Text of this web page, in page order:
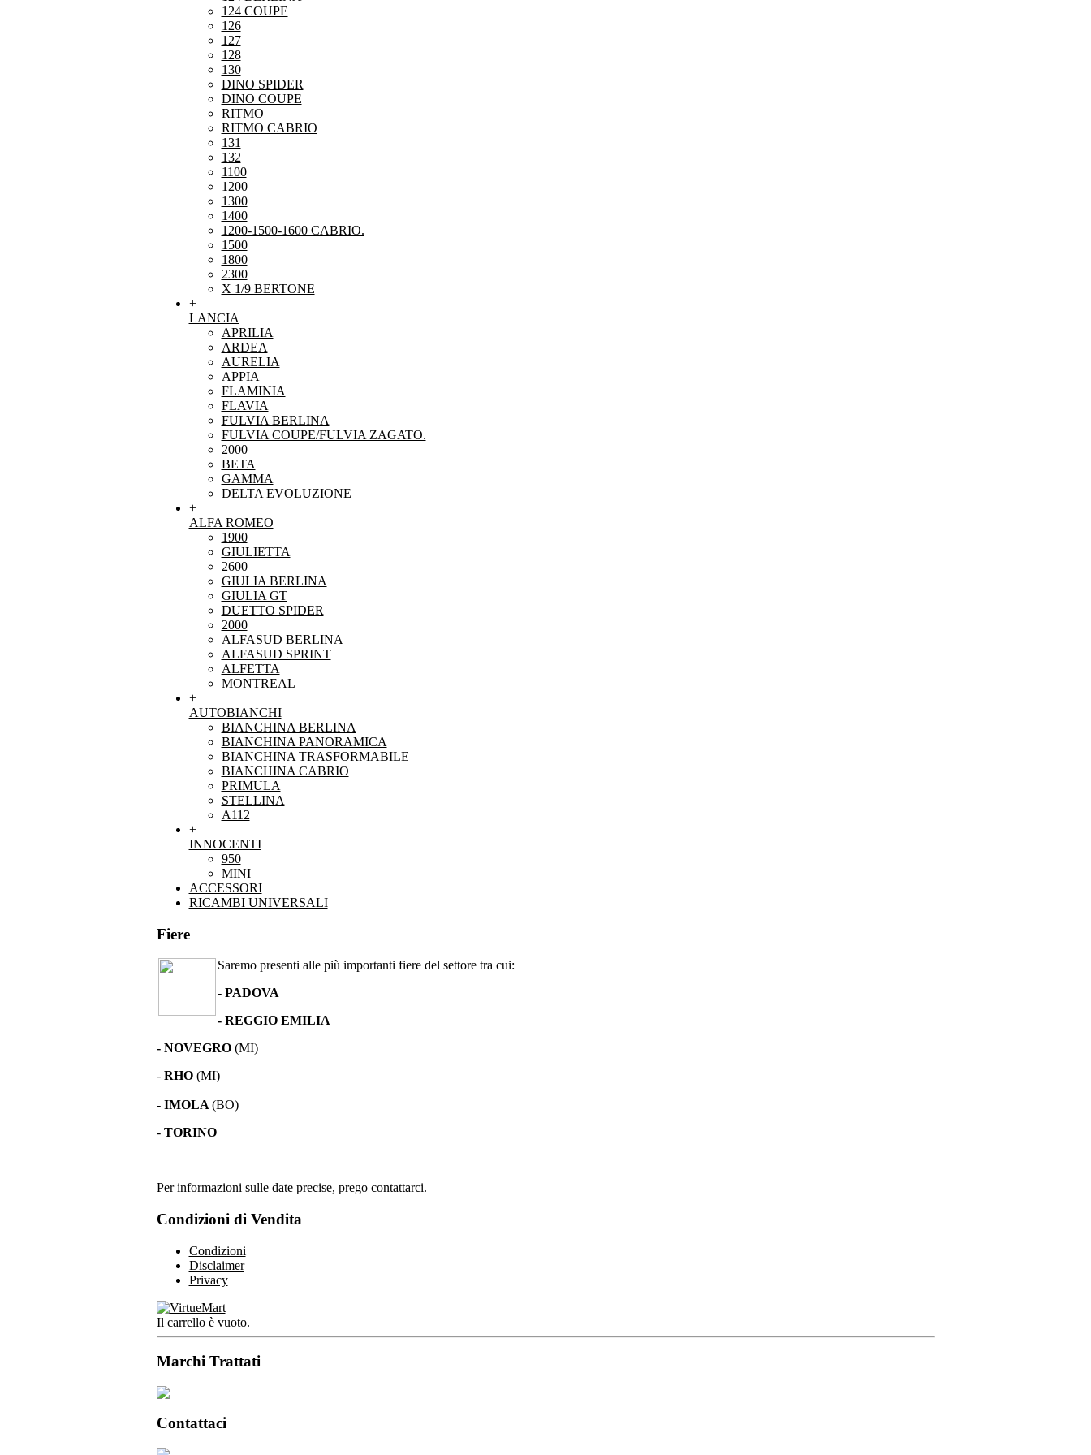
124 COUPE
126
127
128
130
DINO SPIDER
DINO COUPE
RITMO
RITMO CABRIO
131
132
1100
1200
1300
1400
1200-1500-1600 CABRIO.
1500
1800
2300
X 1/9 BERTONE
+
LANCIA
APRILIA
ARDEA
AURELIA
APPIA
FLAMINIA
FLAVIA
FULVIA BERLINA
FULVIA COUPE/FULVIA ZAGATO.
2000
BETA
GAMMA
DELTA EVOLUZIONE
+
ALFA ROMEO
1900
GIULIETTA
2600
GIULIA BERLINA
GIULIA GT
DUETTO SPIDER
2000
ALFASUD BERLINA
ALFASUD SPRINT
ALFETTA
MONTREAL
+
AUTOBIANCHI
BIANCHINA BERLINA
BIANCHINA PANORAMICA
BIANCHINA TRASFORMABILE
BIANCHINA CABRIO
PRIMULA
STELLINA
A112
+
INNOCENTI
950
MINI
ACCESSORI
RICAMBI UNIVERSALI
Fiere
Saremo presenti alle più importanti fiere del settore tra cui:
- PADOVA
- REGGIO EMILIA
- NOVEGRO(MI)
-RHO (MI)
- IMOLA (BO)
- TORINO
Per informazioni sulle date precise, prego contattarci.
Condizioni di Vendita
Condizioni
Disclaimer
Privacy
Il carrello è vuoto.
Marchi Trattati
Contattaci